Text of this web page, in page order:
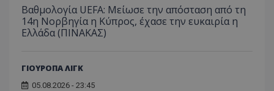
Βαθμολογία UEFA: Μείωσε την απόσταση από τη
14η Νορβηγία η Κύπρος, έχασε την ευκαιρία η
Ελλάδα (ΠΙΝΑΚΑΣ)
ΓΙΟΥΡΟΠΑ ΛΙΓΚ
05.08.2026 - 23:45